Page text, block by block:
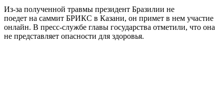
Из-за полученной травмы президент Бразилии не
поедет на саммит БРИКС в Казани, он примет в нем участие
онлайн. В пресс-службе главы государства отметили, что она
не представляет опасности для здоровья.